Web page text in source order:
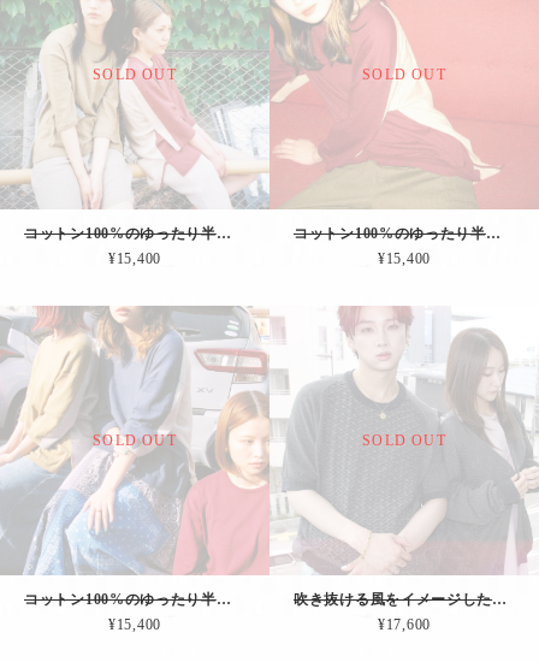
SOLD OUT
コットン100%のゆったり半袖カットソー｜スイッチングカラー（マスタードxグレー）
¥15,400
SOLD OUT
コットン100%のゆったり半袖カットソー｜スイッチングカラー（エンジxベージュ）
¥15,400
SOLD OUT
コットン100%のゆったり半袖カットソー｜スイッチングカラー（ブルーxLグレー）
¥15,400
SOLD OUT
吹き抜ける風をイメージした「半袖サマーニット"Wind"」（チャコール）
¥17,600